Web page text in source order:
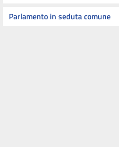
Parlamento in seduta comune